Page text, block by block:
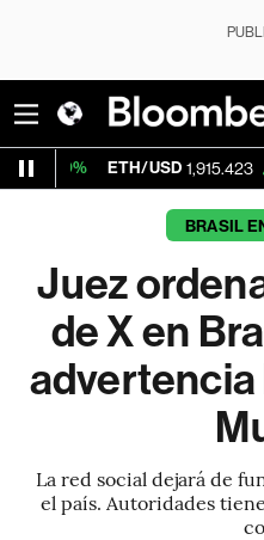
ETH/USD 1,915.423 +0.07%
BRASIL
Juez
de X en
advertencia
La red social dejará de
el país. Autoridades